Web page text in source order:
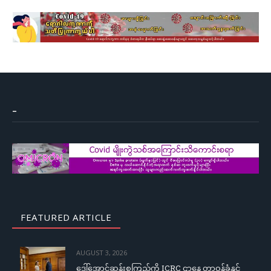
–
FEATURED ARTICLE
AUGUST 3, 2026
ဒေါ်အောင်ဆန်းစုကြည်ကို ICRC ဌာနေ တာဝန်ခံနှင့်